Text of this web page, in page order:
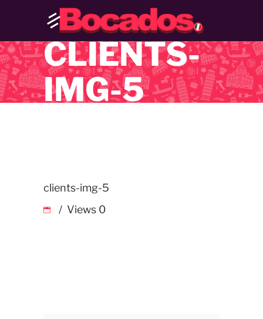
CLIENTS-
IMG-5
clients-img-5
Views 0